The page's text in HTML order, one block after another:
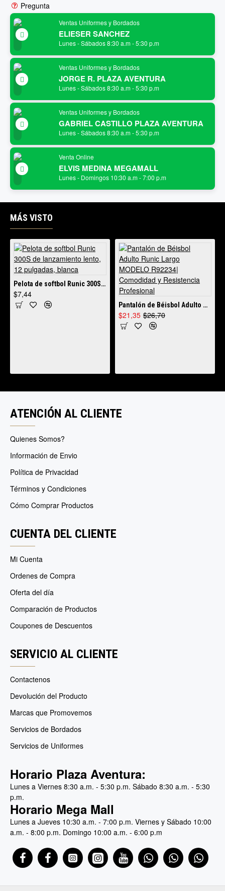
Pregunta
Ventas Uniformes y Bordados
ELIESER SANCHEZ
Lunes - Sábados 8:30 a.m - 5:30 p.m
Ventas Uniformes y Bordados
JORGE R. PLAZA AVENTURA
Lunes - Sábados 8:30 a.m - 5:30 p.m
Ventas Uniformes y Bordados
GABRIEL CASTILLO PLAZA AVENTURA
Lunes - Sábados 8:30 a.m - 5:30 p.m
Venta Online
ELVIS MEDINA MEGAMALL
Lunes - Domingos 10:30 a.m - 7:00 p.m
MÁS VISTO
Pelota de softbol Runic 300S de lanzamiento lento, 12 pulgadas, blanca
$7,44
Pantalón de Béisbol Adulto Runic Largo MODELO R92234| Comodidad y Resistencia Profesional
$21,35 $26,70
ATENCIÓN AL CLIENTE
Quienes Somos?
Información de Envio
Política de Privacidad
Términos y Condiciones
Cómo Comprar Productos
CUENTA DEL CLIENTE
Mi Cuenta
Ordenes de Compra
Oferta del día
Comparación de Productos
Coupones de Descuentos
SERVICIO AL CLIENTE
Contactenos
Devolución del Producto
Marcas que Promovemos
Servicios de Bordados
Servicios de Uniformes
Horario Plaza Aventura:
Lunes a Viernes 8:30 a.m. - 5:30 p.m. Sábado 8:30 a.m. - 5:30
p.m.
Horario Mega Mall
Lunes a Jueves 10:30 a.m. - 7:00 p.m. Viernes y Sábado 10:00
a.m. - 8:00 p.m. Domingo 10:00 a.m. - 6:00 p.m